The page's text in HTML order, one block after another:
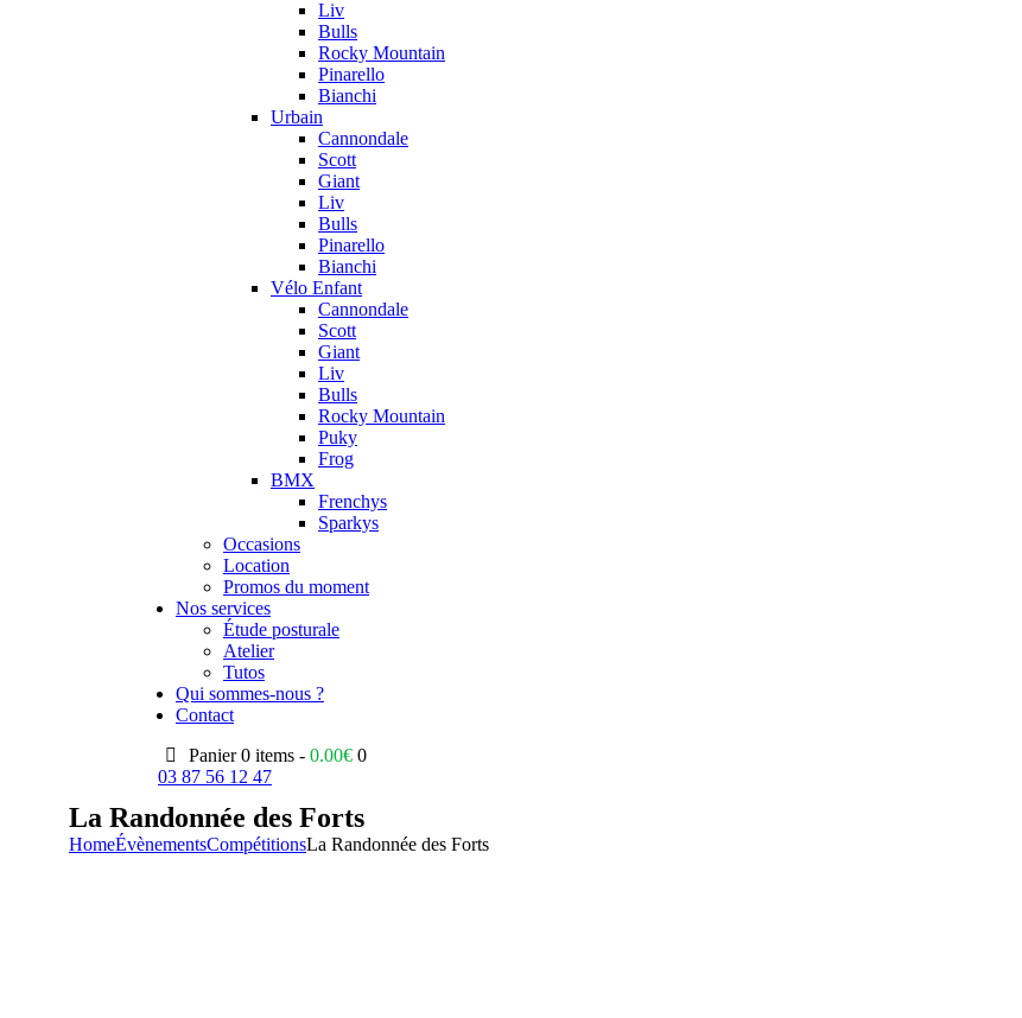
Liv
Bulls
Rocky Mountain
Pinarello
Bianchi
Urbain
Cannondale
Scott
Giant
Liv
Bulls
Pinarello
Bianchi
Vélo Enfant
Cannondale
Scott
Giant
Liv
Bulls
Rocky Mountain
Puky
Frog
BMX
Frenchys
Sparkys
Occasions
Location
Promos du moment
Nos services
Étude posturale
Atelier
Tutos
Qui sommes-nous ?
Contact
Panier 0 items -0.00€ 0
03 87 56 12 47
La Randonnée des Forts
HomeÉvènementsCompétitionsLa Randonnée des Forts